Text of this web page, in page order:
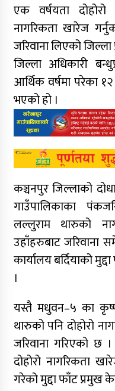
एक वर्षयता
नागरिकता खारेज
जरिवाना लिएको जिल्ला
जिल्ला अधिकारी
आर्थिक वर्षमा परेका
भएको हो ।
कञ्चनपुर जिल्लाको
गाउँपालिकाका
लल्लुराम थारुको
उहाँहरुबाट जरिवाना
कार्यालय बर्दियाको
।
यस्तै मधुवन–५ का
थारुको पनि दोहोरो
जरिवाना गरिएको छ
दोहोरो नागरिकता
गरेको मुद्दा फाँट प्रमुख